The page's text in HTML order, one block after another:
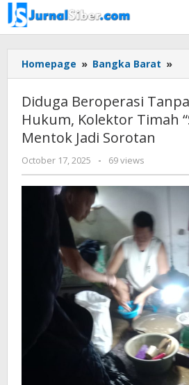
Skip
to
content
Homepage » Bangka Barat »
di
Diduga Beroperasi
Hukum, Kolektor Timah
Mentok Jadi Sorotan
October 17, 2025
by
yopi
herwindo
- 69 views